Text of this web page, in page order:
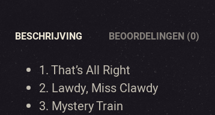
BESCHRIJVING BEOORDELINGEN (0)
1. That’s All Right
2. Lawdy, Miss Clawdy
3. Mystery Train